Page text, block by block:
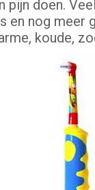
pijn doen.
en nog meer
koude,